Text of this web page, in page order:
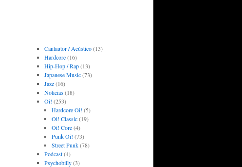
Cantautor / Acústico(13)
Hardcore(16)
Hip-Hop / Rap(13)
Japanese Music(73)
Jazz(16)
Noticias(18)
Oi! (253)
Hardcore Oi! (5)
Oi! Classic(19)
Oi! Core(4)
Punk Oi! (73)
Street Punk(78)
Podcast(4)
Psychobilly(3)